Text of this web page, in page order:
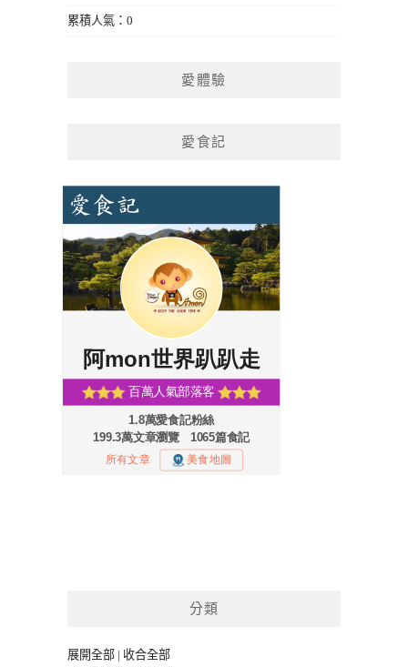
累積人氣：0
愛體驗
愛食記
分類
展開全部 | 收合全部